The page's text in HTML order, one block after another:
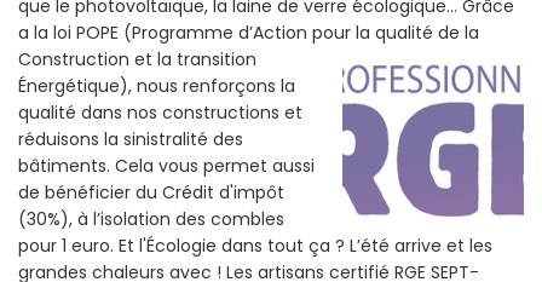
que le photovoltaïque, la laine de verre écologique... Grâce
a la loi POPE (Programme d’Action pour la qualité de la
Construction et la transition
Énergétique), nous renforçons la
qualité dans nos constructions et
réduisons la sinistralité des
bâtiments. Cela vous permet aussi
de bénéficier du Crédit d'impôt
(30%), à l’isolation des combles
pour 1 euro. Et l'Écologie dans tout ça ? L’été arrive et les
grandes chaleurs avec ! Les artisans certifié RGE SEPT-